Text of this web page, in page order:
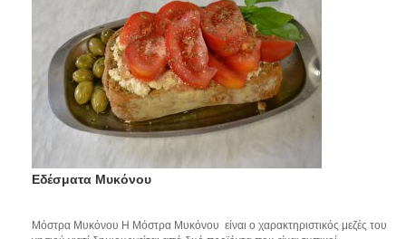
Εδέσματα Μυκόνου
Μόστρα Μυκόνου Η Μόστρα Μυκόνου είναι ο χαρακτηριστικός μεζές του